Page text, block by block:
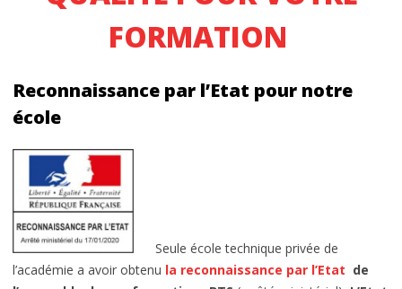
FORMATION
Reconnaissance par l’Etat pour notre
école
Seule école technique privée de
l’académie a avoir obtenu la reconnaissance par l’Etat de